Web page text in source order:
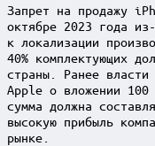
Запрет на продажу
октябре 2023 года
к локализации
40% комплектующих
страны. Ранее власти
Apple о вложении 100
сумма должна
высокую прибыль
рынке.